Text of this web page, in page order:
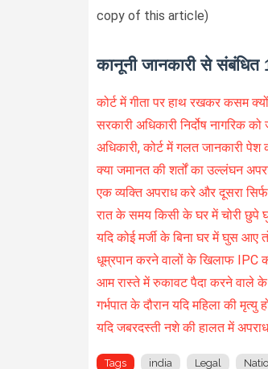
copy of this article)
कानूनी जानकारी से
कोर्ट में गीता पर हाथ रखकर कसम
सरकारी अधिकारी निर्दोष नागरिक
अधिकारी, कोर्ट में गलत जानकारी पेश
क्या जमानत की शर्तों का उल्लंघन
एक व्यक्ति अपराध करे और दूसरा सिर्फ
रात के समय किसी के घर में चोरी छुपे
यदि कोई मर्जी के बिना घर में घुस आए
धूम्रपान करने वालों के खिलाफ IPC
आम रास्ते में रुकावट पैदा करने वाले के
गर्भपात के दौरान यदि महिला की मृत्यु
यदि जबरदस्ती नशे की हालत में
Tags india Legal